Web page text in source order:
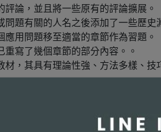
評論，並且將一些原有的評論擴展。
問題有關的人名之後添加了一些歷史
應用問題移至適當的章節作為習題。
重寫了幾個章節的部分內容。。
材，其具有理論性強、方法多樣、技